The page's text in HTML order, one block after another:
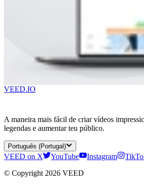
VEED.IO
A maneira mais fácil de criar vídeos
legendas e aumentar teu público.
Português (Portugal)
VEED on X YouTube Instagram
© Copyright 2026 VEED